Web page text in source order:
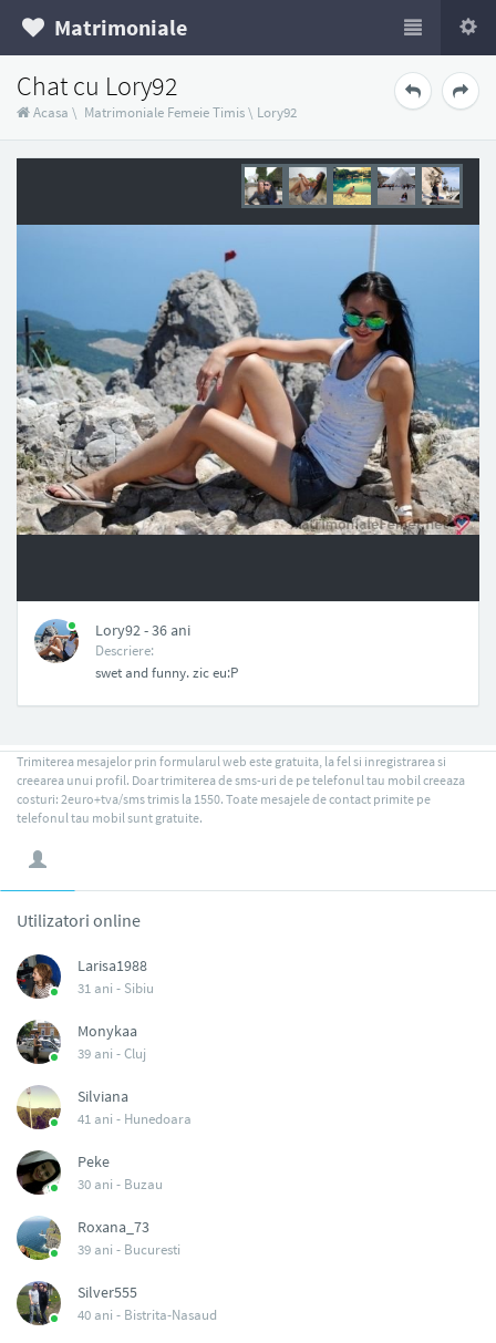
Matrimoniale
Chat cu Lory92
Acasa \ Matrimoniale Femeie Timis\ Lory92
Lory92 - 36 ani
Descriere:
swet and funny. zic eu:P
Trimiterea mesajelor prin formularul web este gratuita, la fel si inregistrarea si
creearea unui profil. Doar trimiterea de sms-uri de pe telefonul tau mobil creeaza
costuri: 2euro+tva/sms trimis la 1550. Toate mesajele de contact primite pe
telefonul tau mobil sunt gratuite.
Utilizatori online
Larisa1988
31 ani - Sibiu
Monykaa
39 ani -Cluj
Silviana
41 ani - Hunedoara
Peke
30 ani - Buzau
Roxana_73
39 ani - Bucuresti
Silver555
40 ani - Bistrita-Nasaud